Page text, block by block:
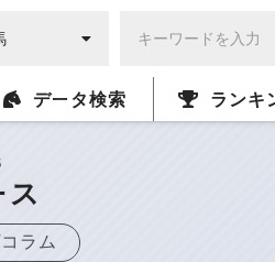
データ検索 ランキ
ラム